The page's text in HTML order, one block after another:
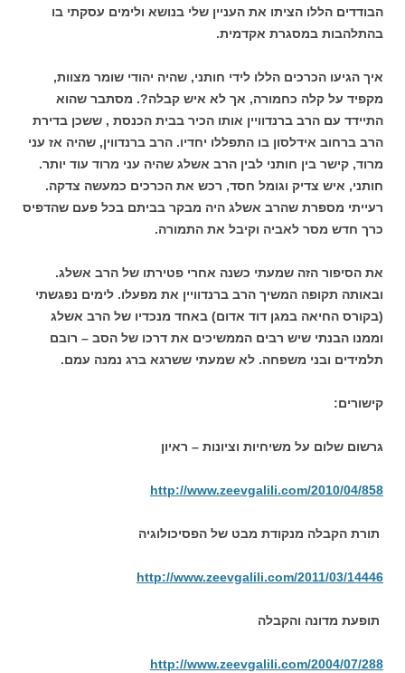
הבודדים הללו הציתו את העניין שלי בנושא ולימים עסקתי בו
בהתלהבות במסגרת אקדמית.
איך הגיעו הכרכים הללו לידי חותני, שהיה יהודי שומר מצוות,
מקפיד על קלה כחמורה, אך לא איש קבלה?. מסתבר שהוא
התיידד עם הרב ברנדוויין אותו הכיר בבית הכנסת , ששכן בדירת
הרב ברחוב אידלסון בו התפללו יחדיו. הרב ברנדווין, שהיה אז עני
מרוד, קישר בין חותני לבין הרב אשלג שהיה עני מרוד עוד יותר.
חותני, איש צדיק וגומל חסד, רכש את הכרכים כמעשה צדקה.
רעייתי מספרת שהרב אשלג היה מבקר בביתם בכל פעם שהדפיס
כרך חדש מסר לאביה וקיבל את התמורה.
את הסיפור הזה שמעתי כשנה אחרי פטירתו של הרב אשלג.
ובאותה תקופה המשיך הרב ברנדוויין את מפעלו. לימים נפגשתי
(בקורס החיאה במגן דוד אדום) באחד מנכדיו של הרב אשלג
וממנו הבנתי שיש רבים הממשיכים את דרכו של הסב – רובם
תלמידים ובני משפחה. לא שמעתי ששרגא ברג נמנה עמם.
קישורים:
גרשום שלום על משיחיות וציונות – ראיון
http://www.zeevgalili.com/2010/04/858
תורת הקבלה מנקודת מבט של הפסיכולוגיה
http://www.zeevgalili.com/2011/03/14446
תופעת מדונה והקבלה
http://www.zeevgalili.com/2004/07/288